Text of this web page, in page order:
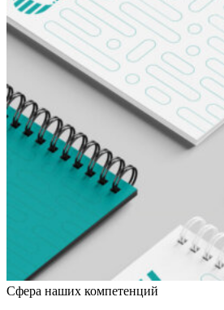
Сфера наших компетенций